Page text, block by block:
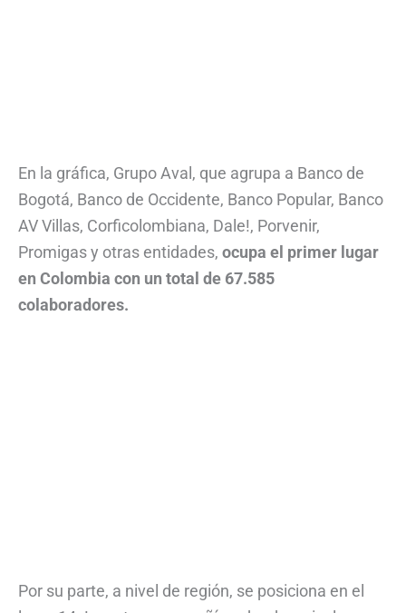
En la gráfica, Grupo Aval, que agrupa a Banco de
Bogotá, Banco de Occidente, Banco Popular, Banco
AV Villas, Corficolombiana, Dale!, Porvenir,
Promigas y otras entidades, ocupa el primer lugar
en Colombia con un total de 67.585
colaboradores.
Por su parte, a nivel de región, se posiciona en el